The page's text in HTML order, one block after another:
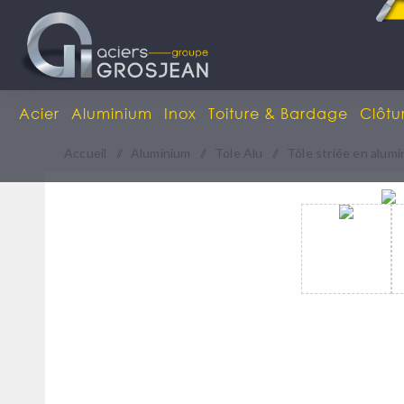
Acier Aluminium Inox Toiture & Bardage
Accueil Aluminium Tole Alu Tôle striée en